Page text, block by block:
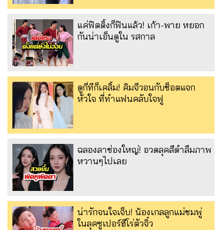
แค่ฟิตติ้งก็ฟินแล้ว! เก้า-พาย หยอก
กันน่าเอ็นดูใน รสกาล
ดูกี่ทีก็เคลิ้ม! คิมจีวอนกับช็อตแจก
หัวใจ ที่ทำแฟนคลับใจฟู
ฉลองลาช่องใหญ่! อวดลุคสีดำลืมภาพ
หวานๆไปเลย
น่ารักจนใจเจ็บ! น้องเกลลูกแม่ชมพู่
ในลุคซูเปอร์ฮีโร่ตัวจิ๋ว